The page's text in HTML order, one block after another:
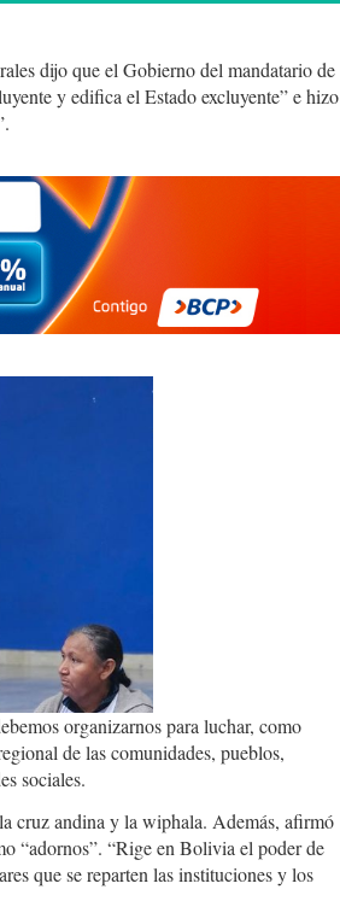
dijo que el Gobierno del mandatario de
y edifica el Estado excluyente” e hizo
organizarnos para luchar, como
de las comunidades, pueblos,
sociales.
cruz andina y la wiphala. Además, afirmó
“adornos”. “Rige en Bolivia el poder de
que se reparten las instituciones y los